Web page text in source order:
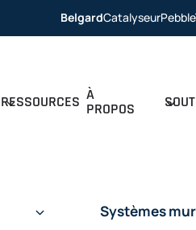
BelgardCatalyseur
opens in a new
opens
RESSOURCES À
PROPOS
Systèmes